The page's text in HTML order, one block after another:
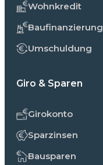
Wohnkredit
Baufinanzierung
Umschuldung
Giro & Sparen
Girokonto
Sparzinsen
Bausparen